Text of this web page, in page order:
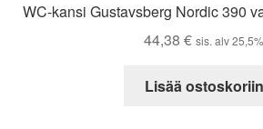
WC-kansi Gustavsberg Nordic 390
44,38 € sis. alv 25,5%
Lisää ostoskoriin